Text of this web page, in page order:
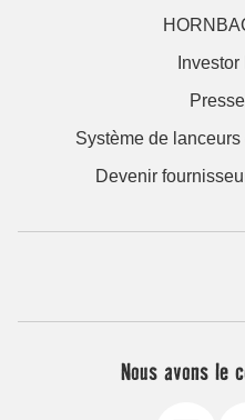
Système de
Devenir
Nous avons le